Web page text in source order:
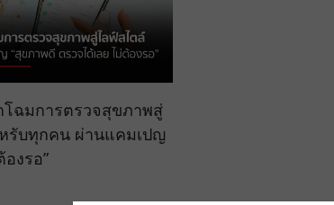
ฉมการตรวจสุขภาพสู่
รับทุกคน ผ่านแคมเปญ
งรอ”